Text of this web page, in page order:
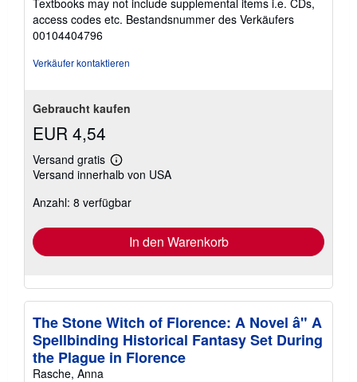
5
Sternen
access codes etc. Bestandsnummer des Verkäufers
00104404796
Verkäufer kontaktieren
Gebraucht kaufen
EUR 4,54
Versand gratis
Weitere
Informationen
Versandkosten
Versand innerhalb von USA
Anzahl: 8 verfügbar
In den Warenkorb
The Stone Witch of Florence: A Novel â" A
Spellbinding Historical Fantasy Set During
the Plague in Florence
Rasche, Anna